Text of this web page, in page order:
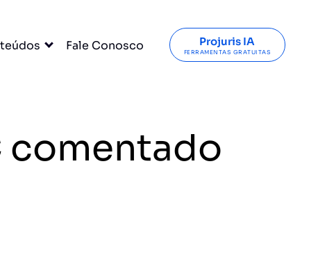
Fale Conosco Projuris IA
FERRAMENTAS GRATUITAS
comentado